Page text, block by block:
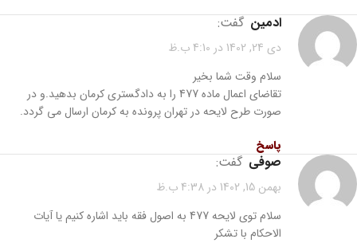
ادمین گفت:
دی 24, 1402 در 4:10 ب.ظ
سلام وقت شما بخیر
تقاضای اعمال ماده 477 را به دادگستری کرمان بدهید.و در
صورت طرح لایحه در تهران پرونده به کرمان ارسال می گردد.
پاسخ
صوفی گفت:
بهمن 15, 1402 در 4:38 ب.ظ
سلام توی لایحه 477 به اصول فقه باید اشاره کنیم یا آیات
الاحکام با تشکر